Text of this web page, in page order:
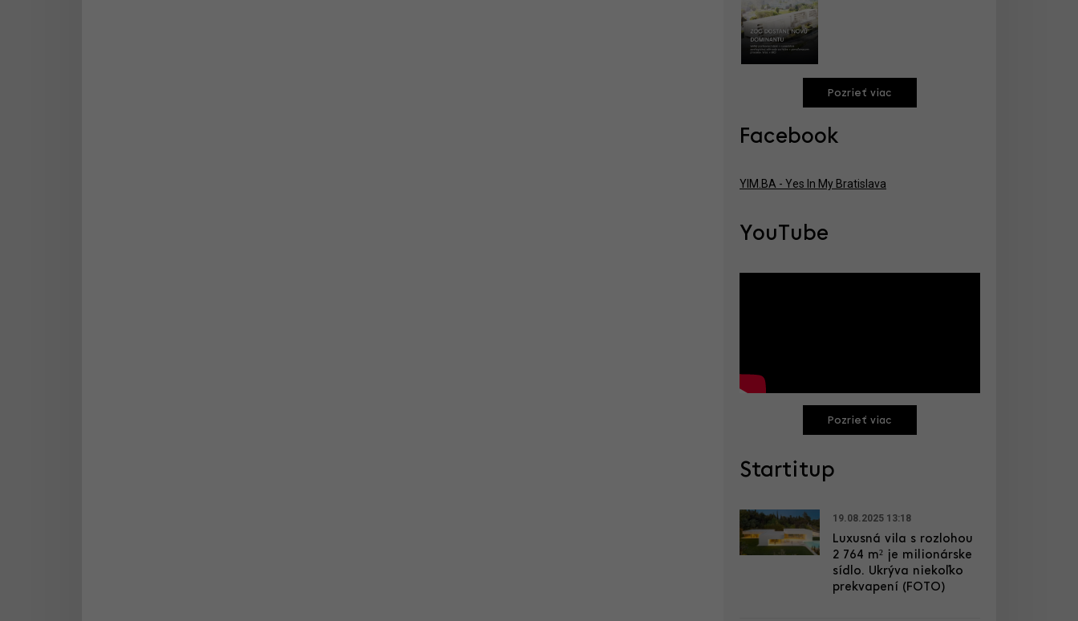
Pozrieť viac
Facebook
YIM.BA - Yes In My Bratislava
YouTube
Pozrieť viac
Startitup
19.08.2025 13:18
Luxusná vila s rozlohou
2 764 m² je milionárske
sídlo. Ukrýva niekoľko
prekvapení (FOTO)